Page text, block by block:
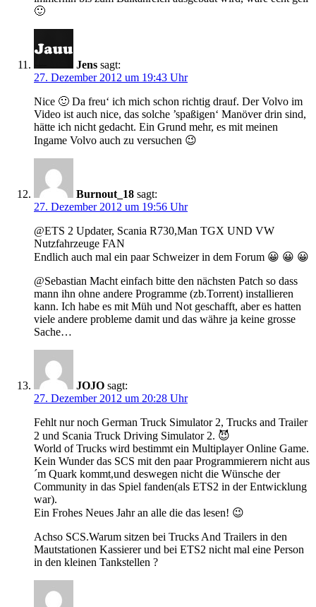
🙂
Jens sagt:
27. Dezember 2012 um 19:43 Uhr
Nice 🙂 Da freu‘ ich mich schon richtig drauf. Der Volvo im
Video ist auch nice, das solche ’spaßigen‘ Manöver drin sind,
hätte ich nicht gedacht. Ein Grund mehr, es mit meinen
Ingame Volvo auch zu versuchen 😉
Burnout_18 sagt:
27. Dezember 2012 um 19:56 Uhr
@ETS 2 Updater, Scania R730,Man TGX UND VW
Nutzfahrzeuge FAN
Endlich auch mal ein paar Schweizer in dem Forum 😀 😀 😀
@Sebastian Macht einfach bitte den nächsten Patch so dass
mann ihn ohne andere Programme (zb.Torrent) installieren
kann. Ich habe es mit Müh und Not geschafft, aber es hatten
viele andere probleme damit und das währe ja keine grosse
Sache…
JOJO sagt:
27. Dezember 2012 um 20:28 Uhr
Fehlt nur noch German Truck Simulator 2, Trucks and Trailer
2 und Scania Truck Driving Simulator 2. 😈
World of Trucks wird bestimmt ein Multiplayer Online Game.
Kein Wunder das SCS mit den paar Programmierern nicht aus
´m Quark kommt,und deswegen nicht die Wünsche der
Community in das Spiel fanden(als ETS2 in der Entwicklung
war).
Ein Frohes Neues Jahr an alle die das lesen! 😉
Achso SCS.Warum sitzen bei Trucks And Trailers in den
Mautstationen Kassierer und bei ETS2 nicht mal eine Person
in den kleinen Tankstellen ?